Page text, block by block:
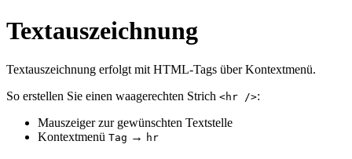
Textauszeichnung
Textauszeichnung erfolgt mit HTML-Tags über Kontextmenü.
So erstellen Sie einen waagerechten Strich <hr />:
Mauszeiger zur gewünschten Textstelle
Kontextmenü Tag → hr